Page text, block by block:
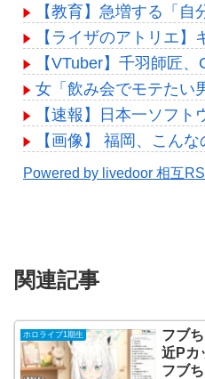
【教育】急増する「
【ライザのアトリエ
【VTuber】千羽師匠
女「飲み会でモテたい
【速報】日本一ソフ
【画像】 福岡、こん
Powered by livedoor 相互
関連記事
ホロライブ1期生
フブ
近Pカ
フブ